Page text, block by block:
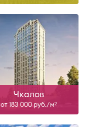
Чкалов
от 183 000 руб./м2